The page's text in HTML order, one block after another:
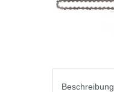
Beschreibung